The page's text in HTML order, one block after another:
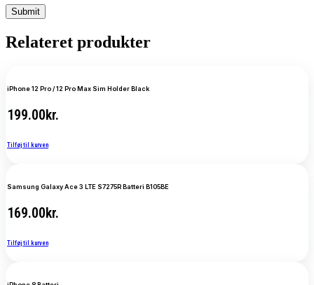
Relateret produkter
iPhone 12 Pro / 12 Pro Max Sim Holder Black
199.00kr.
Tilføj til kurven
Samsung Galaxy Ace 3 LTE S7275R Batteri B105BE
169.00kr.
Tilføj til kurven